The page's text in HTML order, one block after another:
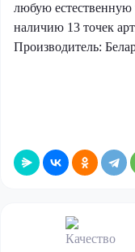
любую естественную
наличию 13 точек
Производитель: